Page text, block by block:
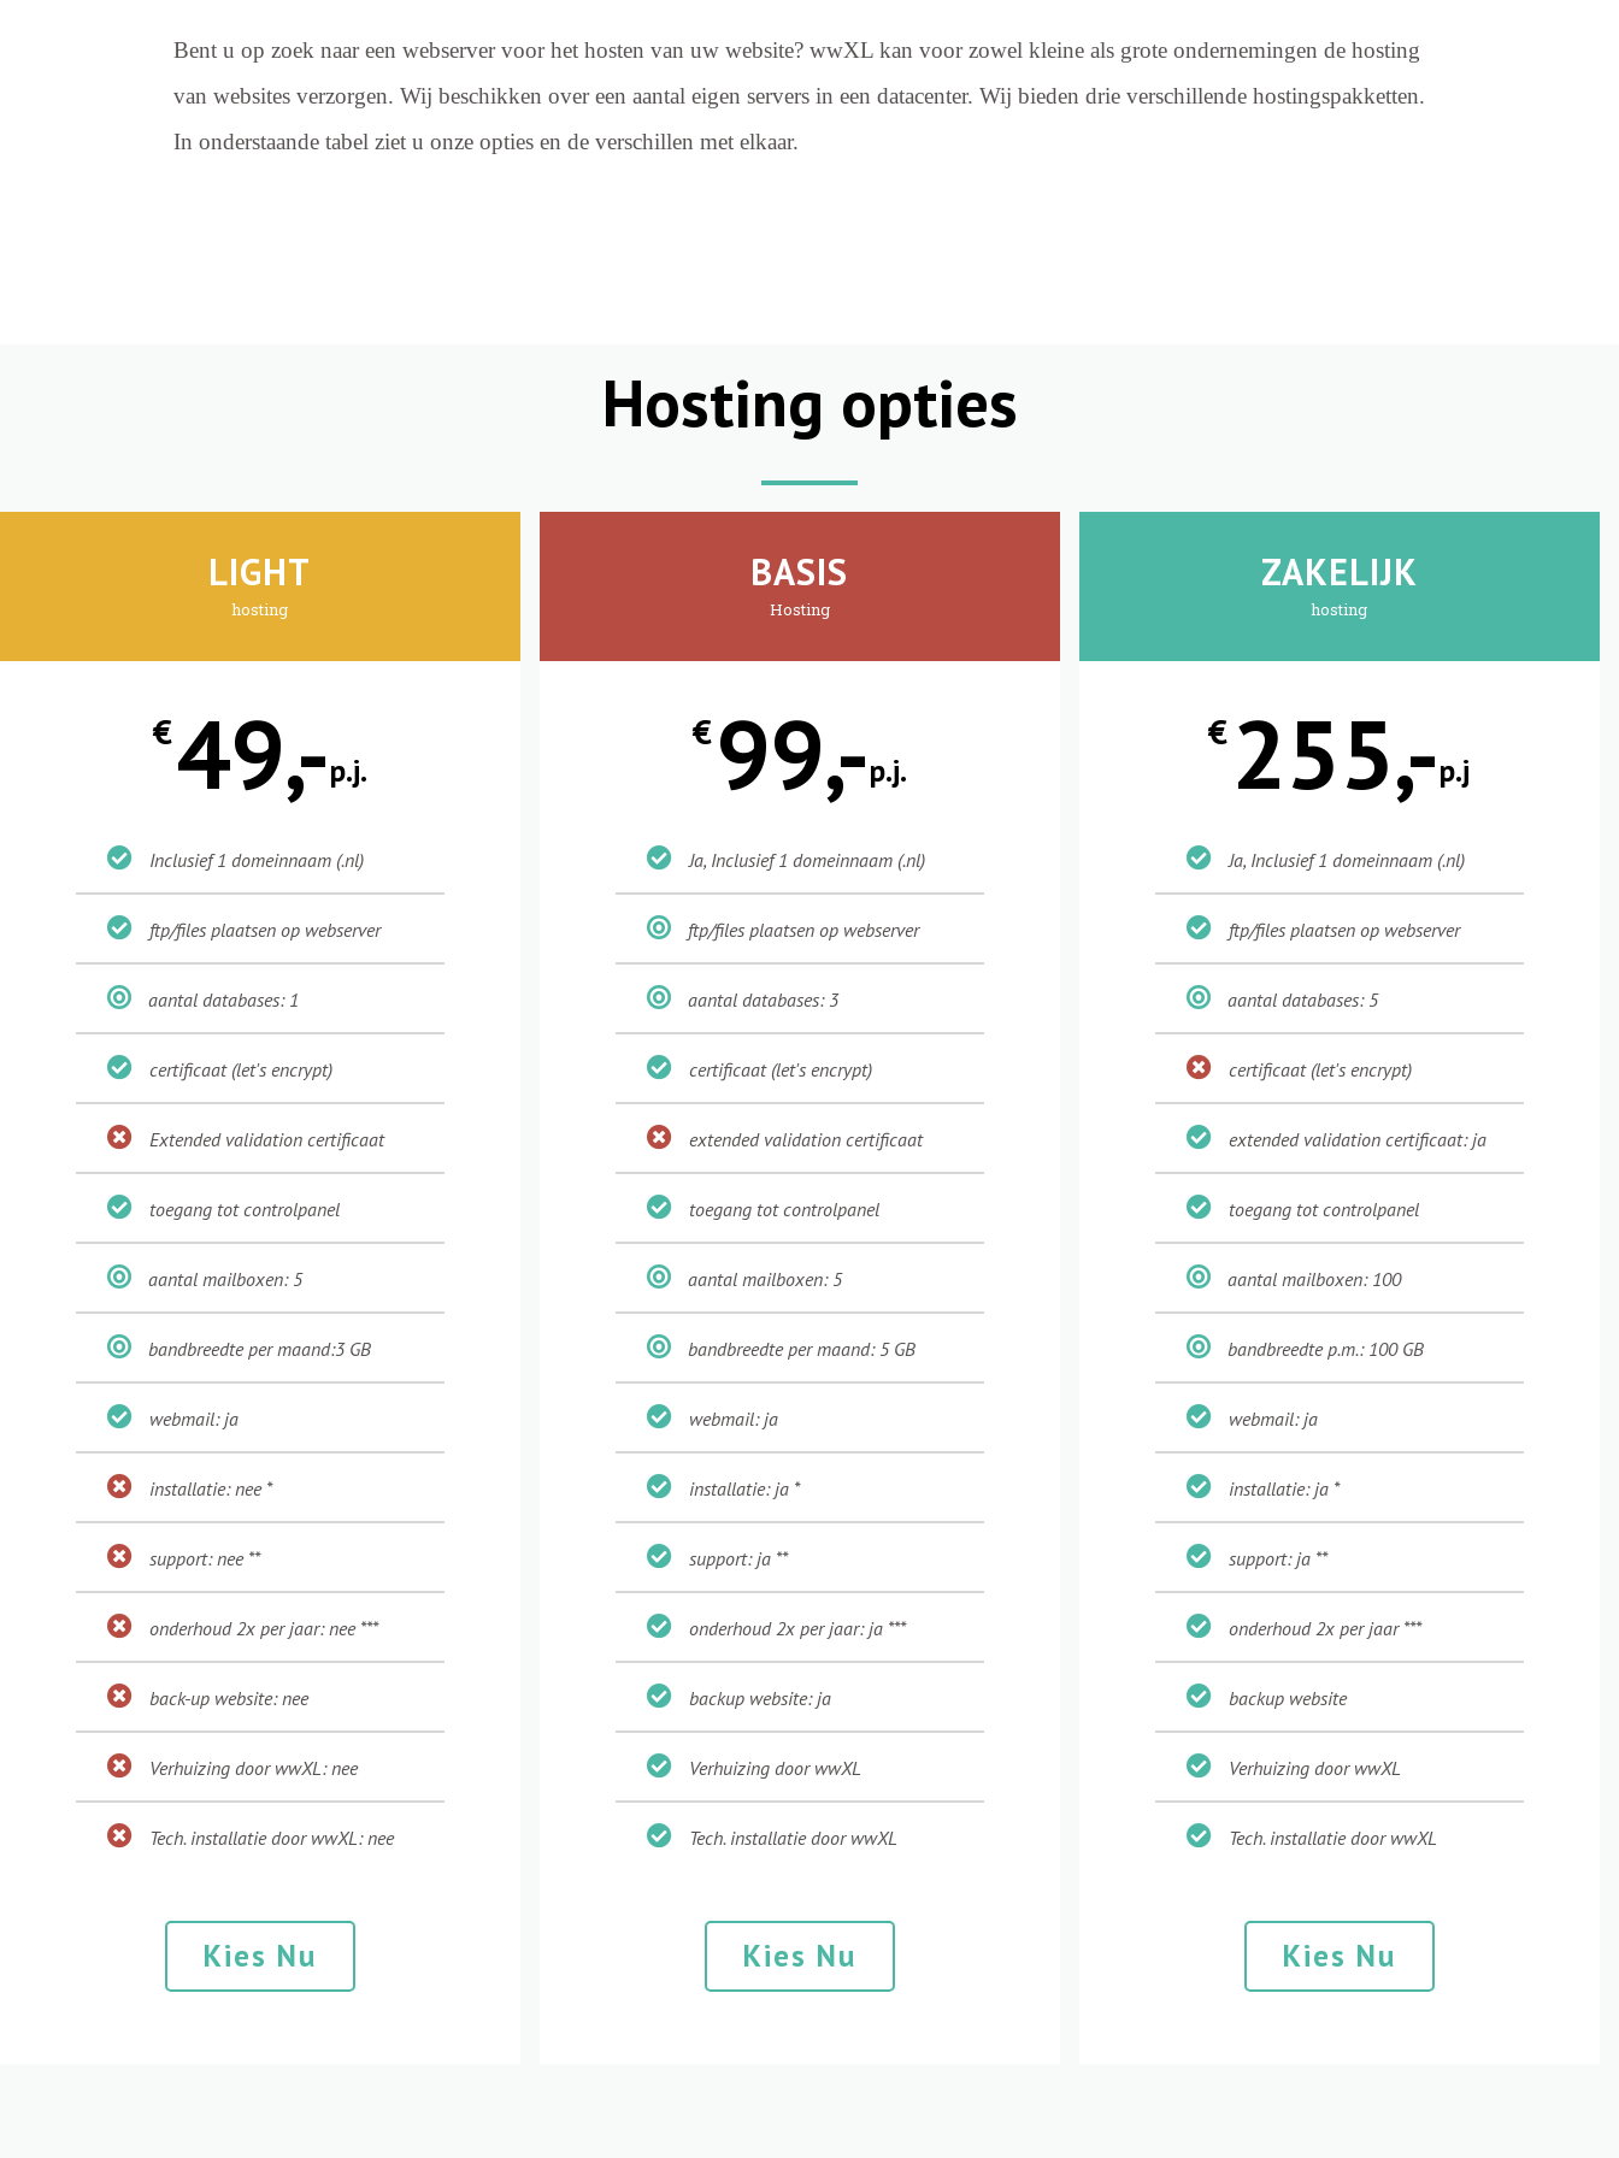
Bent u op zoek naar een webserver voor het hosten van uw website? wwXL kan voor zowel kleine als grote ondernemingen de hosting
van websites verzorgen. Wij beschikken over een aantal eigen servers in een datacenter. Wij bieden drie verschillende hostingspakketten.
In onderstaande tabel ziet u onze opties en de verschillen met elkaar.
Hosting opties
LIGHT
hosting
€49,-p.j.
Inclusief 1 domeinnaam (.nl)
ftp/files plaatsen op webserver
aantal databases: 1
certificaat (let's encrypt)
Extended validation certificaat
toegang tot controlpanel
aantal mailboxen: 5
bandbreedte per maand:3 GB
webmail: ja
installatie: nee *
support: nee **
onderhoud 2x per jaar: nee ***
back-up website: nee
Verhuizing door wwXL: nee
Tech. installatie door wwXL: nee
Kies Nu
BASIS
Hosting
€99,-p.j.
Ja, Inclusief 1 domeinnaam (.nl)
ftp/files plaatsen op webserver
aantal databases: 3
certificaat (let's encrypt)
extended validation certificaat
toegang tot controlpanel
aantal mailboxen: 5
bandbreedte per maand: 5 GB
webmail: ja
installatie: ja *
support: ja **
onderhoud 2x per jaar: ja ***
backup website: ja
Verhuizing door wwXL
Tech. installatie door wwXL
Kies Nu
ZAKELIJK
hosting
€ 255,-p.j
Ja, Inclusief 1 domeinnaam (.nl)
ftp/files plaatsen op webserver
aantal databases: 5
certificaat (let's encrypt)
extended validation certificaat: ja
toegang tot controlpanel
aantal mailboxen: 100
bandbreedte p.m.: 100 GB
webmail: ja
installatie: ja *
support: ja **
onderhoud 2x per jaar ***
backup website
Verhuizing door wwXL
Tech. installatie door wwXL
Kies Nu